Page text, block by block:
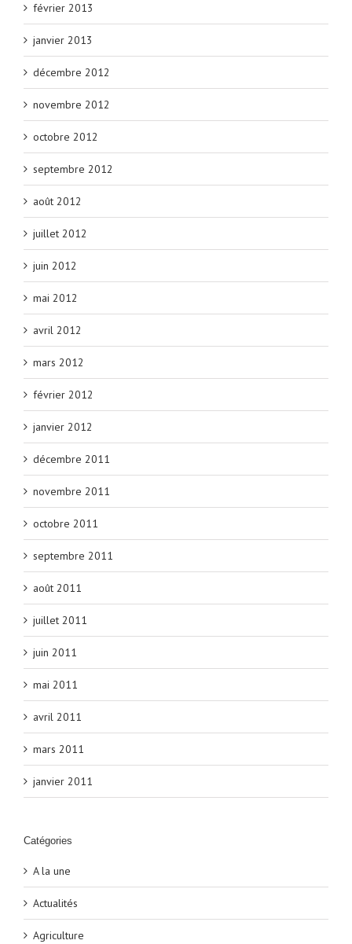
février 2013
janvier 2013
décembre 2012
novembre 2012
octobre 2012
septembre 2012
août 2012
juillet 2012
juin 2012
mai 2012
avril 2012
mars 2012
février 2012
janvier 2012
décembre 2011
novembre 2011
octobre 2011
septembre 2011
août 2011
juillet 2011
juin 2011
mai 2011
avril 2011
mars 2011
janvier 2011
Catégories
A la une
Actualités
Agriculture